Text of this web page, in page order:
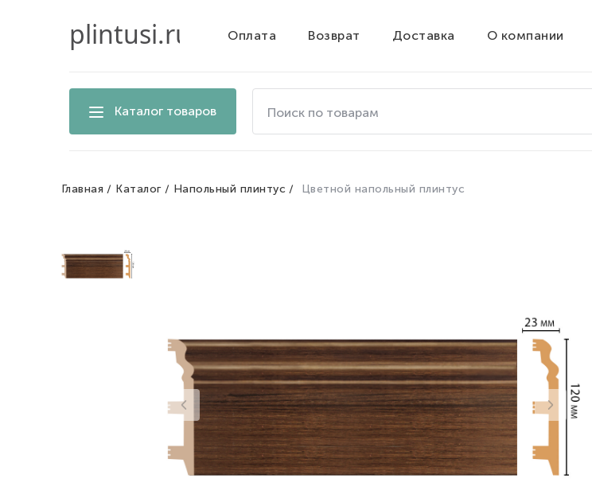
Оплата Возврат Доставка О компании
Каталог товаров
товарам
Главная Каталог Напольный плинтус Цветной напольный плинтус